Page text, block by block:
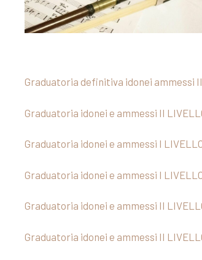
Graduatoria definitiva idonei ammessi
Graduatoria idonei e ammessi II
Graduatoria idonei e ammessi I
Graduatoria idonei e ammessi I
Graduatoria idonei e ammessi II
Graduatoria idonei e ammessi II